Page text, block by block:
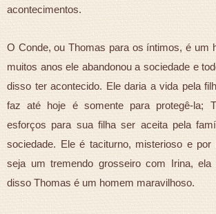
acontecimentos.
O Conde, ou Thomas para os íntimos, é um
muitos anos ele abandonou a sociedade e
disso ter acontecido. Ele daria a vida pela
faz até hoje é somente para protegê-la;
esforços para sua filha ser aceita pela
sociedade. Ele é taciturno, misterioso e
seja um tremendo grosseiro com Irina,
disso Thomas é um homem maravilhoso.